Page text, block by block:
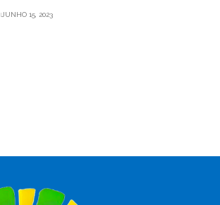
JUNHO 15, 2023